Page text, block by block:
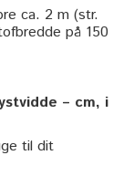
ca. 2 m (str.
på 150
– cm, i
til dit